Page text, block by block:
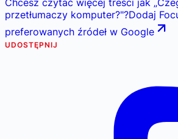
Chcesz czytać więcej treści jak „
przetłumaczy komputer?"?Dodaj
preferowanych źródeł w Google
UDOSTĘPNIJ